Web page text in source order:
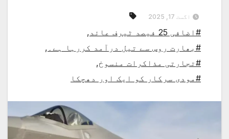
اگست 17, 2025
#اضافی 25 فیصد ٹیرف عائد
,
#بھارت روس سے تیل درآمد کررہا ہے۔ ,
#تجارتی مذاکرات منسوخ,
#مودی سرکار کو ایک اور دھچکا